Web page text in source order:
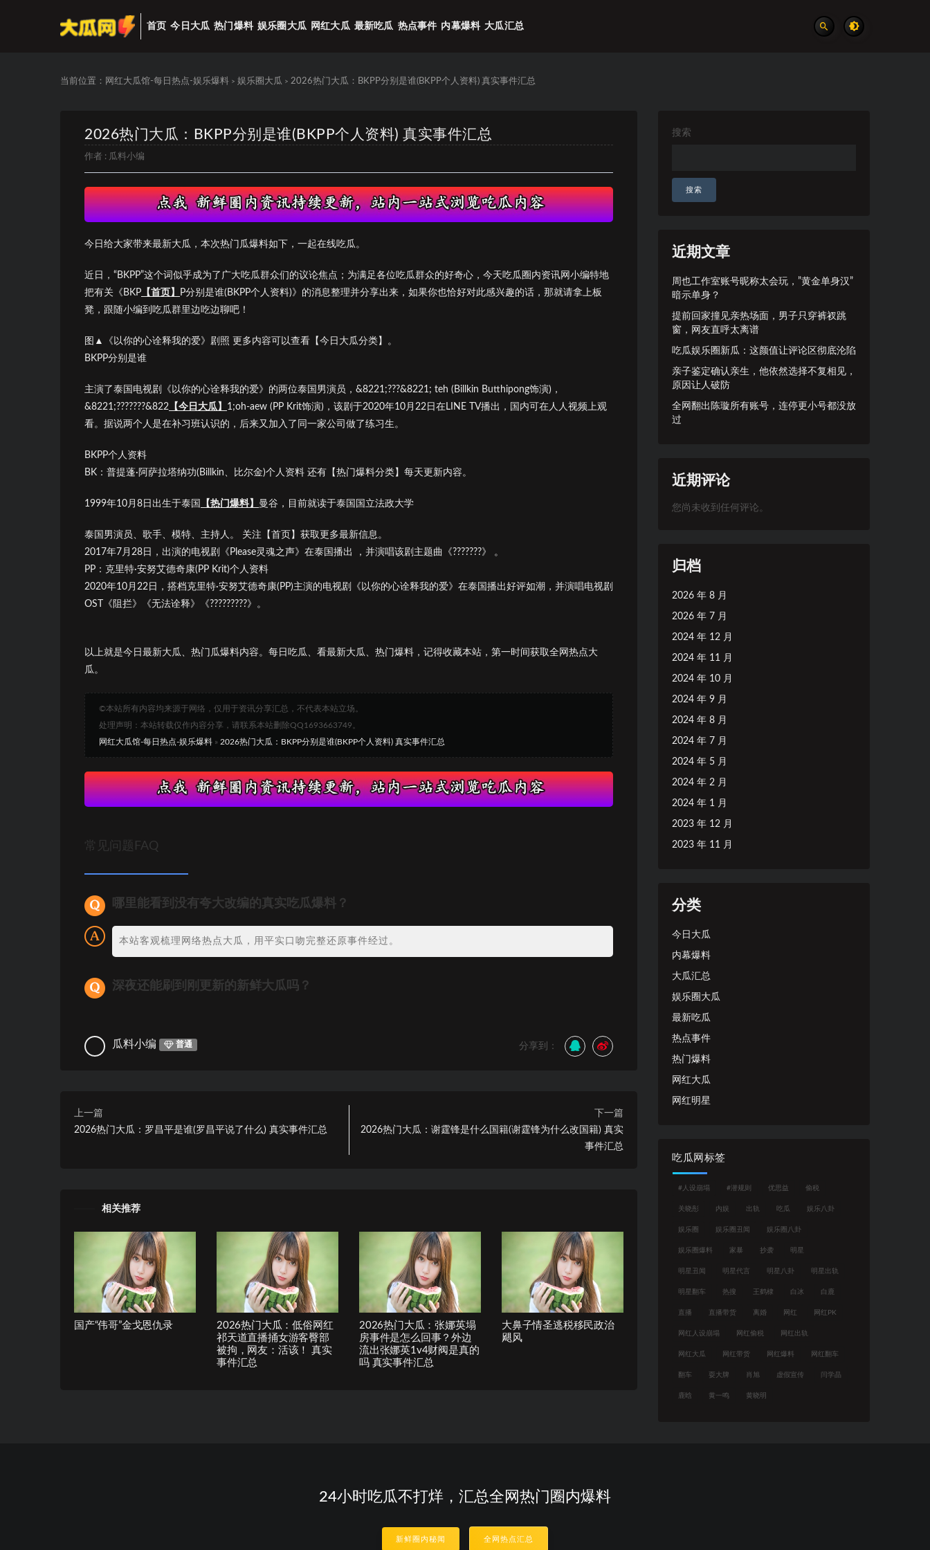
首页 今日大瓜 热门爆料 娱乐圈大瓜 网红大瓜 最新吃瓜 热点事件 内幕爆料 大瓜汇总
当前位置： 网红大瓜馆-每日热点-娱乐爆料 > 娱乐圈大瓜 > 2026热门大瓜：BKPP分别是谁(BKPP个人资料) 真实事件汇总
2026热门大瓜：BKPP分别是谁(BKPP个人资料) 真实事件汇总
作者 : 瓜料小编
今日给大家带来最新大瓜，本次热门瓜爆料如下，一起在线吃瓜。
近日，“BKPP”这个词似乎成为了广大吃瓜群众们的议论焦点；为满足各位吃瓜群众的好奇心，今天吃瓜圈内资讯网小编特地
把有关《BKP 【首页】
P分别是谁(BKPP个人资料)》的消息整理并分享出来，如果你也恰好对此感兴趣的话，那就请拿上板
凳，跟随小编到吃瓜群里边吃边聊吧！
图▲《以你的心诠释我的爱》剧照 更多内容可以查看【今日大瓜分类】。
BKPP分别是谁
主演了泰国电视剧《以你的心诠释我的爱》的两位泰国男演员，&8221;???&8221; teh (Billkin Butthipong饰演)，
&8221;???????&822 【今日大瓜】 1;oh-aew (PP Krit饰演)，该剧于2020年10月22日在LINE TV播出，国内可在人人视频上观
看。据说两个人是在补习班认识的，后来又加入了同一家公司做了练习生。
BKPP个人资料
BK：普提蓬·阿萨拉塔纳功(Billkin、比尔金)个人资料 还有【热门爆料分类】每天更新内容。
1999年10月8日出生于泰国 【热门爆料】 曼谷，目前就读于泰国国立法政大学
泰国男演员、歌手、模特、主持人。 关注【首页】获取更多最新信息。
2017年7月28日，出演的电视剧《Please灵魂之声》在泰国播出 ，并演唱该剧主题曲《???????》 。
PP：克里特·安努艾德奇康(PP Krit)个人资料
2020年10月22日，搭档克里特·安努艾德奇康(PP)主演的电视剧《以你的心诠释我的爱》在泰国播出好评如潮，并演唱电视剧
OST《阻拦》《无法诠释》《?????????》。
以上就是今日最新大瓜、热门瓜爆料内容。每日吃瓜、看最新大瓜、热门爆料，记得收藏本站，第一时间获取全网热点大
瓜。
©本站所有内容均来源于网络，仅用于资讯分享汇总，不代表本站立场。
处理声明：本站转载仅作内容分享，请联系本站删除QQ1693663749。
网红大瓜馆-每日热点-娱乐爆料 » 2026热门大瓜：BKPP分别是谁(BKPP个人资料) 真实事件汇总
常见问题FAQ
哪里能看到没有夸大改编的真实吃瓜爆料？
本站客观梳理网络热点大瓜，用平实口吻完整还原事件经过。
深夜还能刷到刚更新的新鲜大瓜吗？
瓜料小编 普通 分享到：
上一篇
2026热门大瓜：罗昌平是谁(罗昌平说了什么) 真实事件汇总
下一篇
2026热门大瓜：谢霆锋是什么国籍(谢霆锋为什么改国籍) 真实
事件汇总
相关推荐
国产“伟哥”金戈恩仇录
2026热门大瓜：低俗网红
祁天道直播捅女游客臀部
被拘，网友：活该！ 真实
事件汇总
2026热门大瓜：张娜英塌
房事件是怎么回事？外边
流出张娜英1v4财阀是真的
吗 真实事件汇总
大鼻子情圣逃税移民政治
飓风
搜索
搜索
近期文章
周也工作室账号昵称太会玩，”黄金单身汉”
暗示单身？
提前回家撞见亲热场面，男子只穿裤衩跳
窗，网友直呼太离谱
吃瓜娱乐圈新瓜：这颜值让评论区彻底沦陷
亲子鉴定确认亲生，他依然选择不复相见，
原因让人破防
全网翻出陈璇所有账号，连停更小号都没放
过
近期评论
您尚未收到任何评论。
归档
2026 年 8 月
2026 年 7 月
2024 年 12 月
2024 年 11 月
2024 年 10 月
2024 年 9 月
2024 年 8 月
2024 年 7 月
2024 年 5 月
2024 年 2 月
2024 年 1 月
2023 年 12 月
2023 年 11 月
分类
今日大瓜
内幕爆料
大瓜汇总
娱乐圈大瓜
最新吃瓜
热点事件
热门爆料
网红大瓜
网红明星
吃瓜网标签
#人设崩塌 #潜规则 优思益 偷税
关晓彤 内娱 出轨 吃瓜 娱乐八卦
娱乐圈 娱乐圈丑闻 娱乐圈八卦
娱乐圈爆料 家暴 抄袭 明星
明星丑闻 明星代言 明星八卦 明星出轨
明星翻车 热搜 王鹤棣 白冰 白鹿
直播 直播带货 离婚 网红 网红PK
网红人设崩塌 网红偷税 网红出轨
网红大瓜 网红带货 网红爆料 网红翻车
翻车 耍大牌 肖旭 虚假宣传 闫学晶
鹿晗 黄一鸣 黄晓明
24小时吃瓜不打烊，汇总全网热门圈内爆料
新鲜圈内秘闻 全网热点汇总